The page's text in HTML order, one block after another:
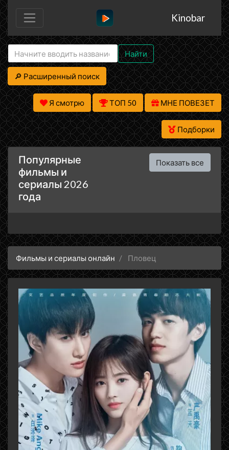
Kinobar
Найти
🔎 Расширенный поиск
Я смотрю ТОП 50 МНЕ ПОВЕЗЕТ
Подборки
Популярные
фильмы и
сериалы 2026
года
Показать все
Фильмы и сериалы онлайн Пловец